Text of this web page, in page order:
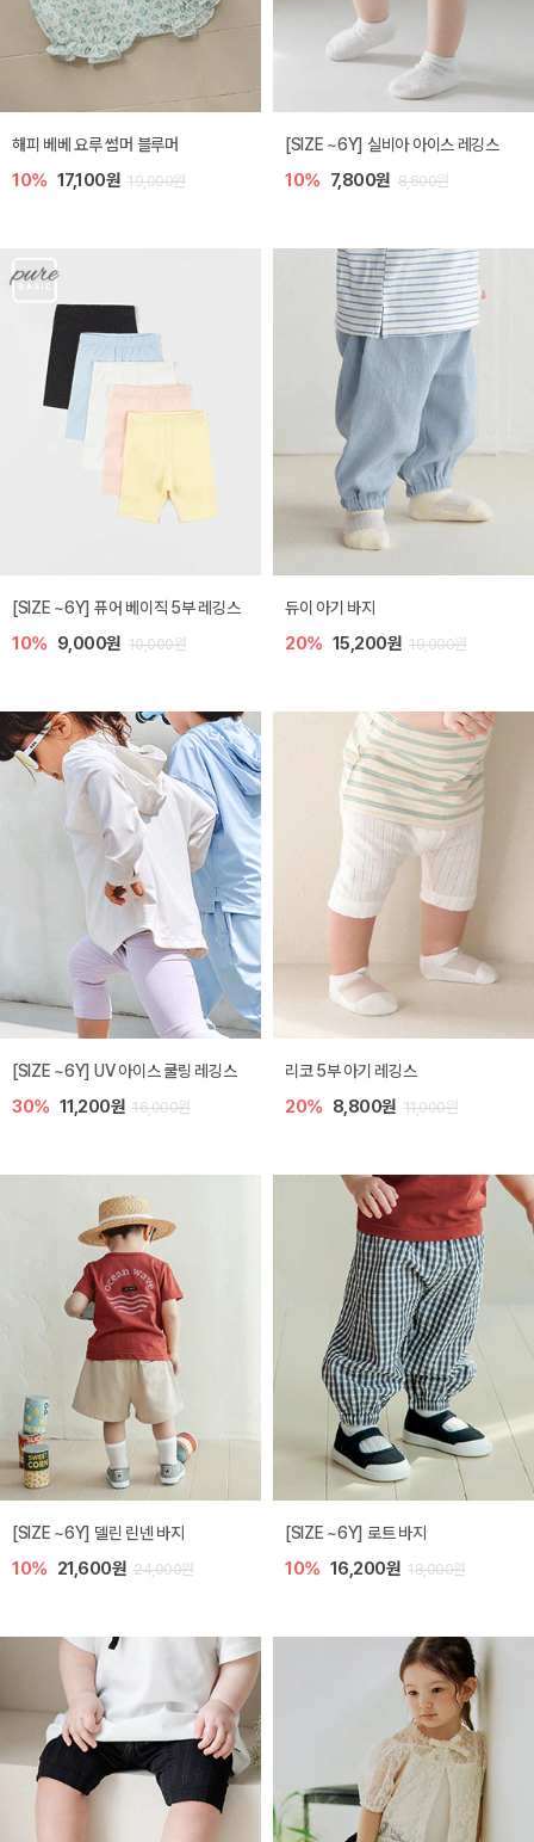
해피 베베 요루 썸머 블루머
10% 17,100원 19,000원
[SIZE ~6Y] 실비아 아이스 레깅스
10% 7,800원 8,600원
[SIZE ~6Y] 퓨어 베이직 5부 레깅스
10% 9,000원 10,000원
듀이 아기 바지
20% 15,200원 19,000원
[SIZE ~6Y] UV 아이스 쿨링 레깅스
30% 11,200원 16,000원
리코 5부 아기 레깅스
20% 8,800원 11,000원
[SIZE ~6Y] 델린 린넨 바지
10% 21,600원 24,000원
[SIZE ~6Y] 로트 바지
10% 16,200원 18,000원